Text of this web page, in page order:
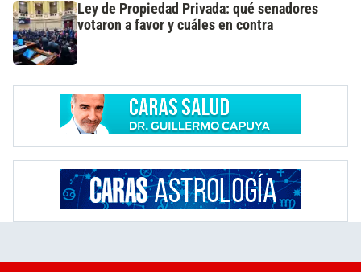
Ley de Propiedad Privada: qué senadores
votaron a favor y cuáles en contra